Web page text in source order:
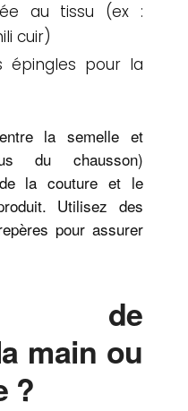
au tissu (ex :
cuir)
épingles pour la
entre la semelle et
du chausson)
la couture et le
Utilisez des
pour assurer
de
main ou
?